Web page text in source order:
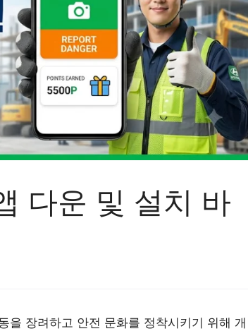
다운 및 설치 바
을 장려하고 안전 문화를 정착시키기 위해 개